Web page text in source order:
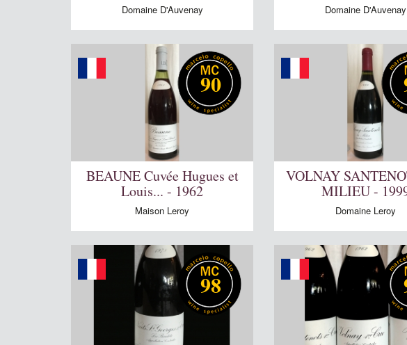
Domaine D'Auvenay Domaine D'Auvenay
90
BEAUNE Cuvée Hugues et
Louis... - 1962
Maison Leroy
VOLNAY
MILIEU -
Domaine Leroy
98